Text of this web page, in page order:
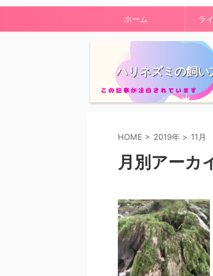
ホーム ラ
ハリネズミの飼い
HOME > 2019年 > 11月
月別アーカ